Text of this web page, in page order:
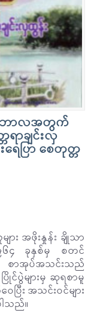
င်ဘာလအတွက်
ာချင်းလှ
ေပြာ စေတုတ္တ
း အဖိုးနှုန်း ချိုသာ
၄ ခုနှစ်မှ စတင်
ာအုပ်အသင်းသည်
င်ပွဲများမှ ဆုရစာမူ
ြီး အသင်းဝင်များ
သည်။